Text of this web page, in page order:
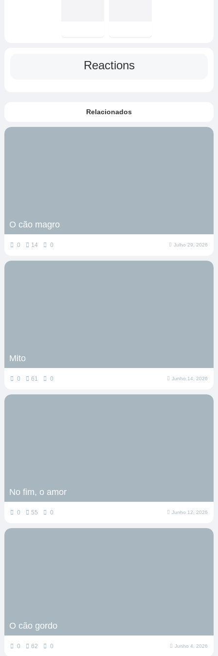
Reactions
Relacionados
O cão magro
0 14 0 Julho 29, 2026
Mito
0 61 0 Junho 14, 2026
No fim, o amor
0 55 0 Junho 12, 2026
O cão gordo
0 62 0 Junho 4, 2026